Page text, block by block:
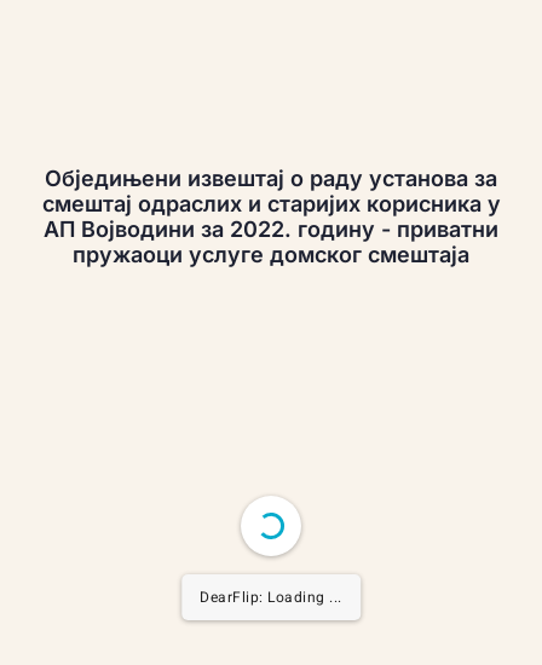
Обједињени извештај о раду установа за
смештај одраслих и старијих корисника у
АП Војводини за 2022. годину - приватни
пружаоци услуге домског смештаја
DearFlip: Loading ...